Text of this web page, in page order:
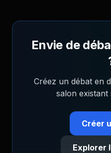
Envie de
Créez un débat en
salon existant
Créer
Explorer